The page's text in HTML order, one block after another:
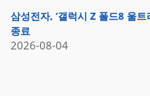
삼성전자, ‘갤럭시 Z 폴드8 울트
종료
2026-08-04